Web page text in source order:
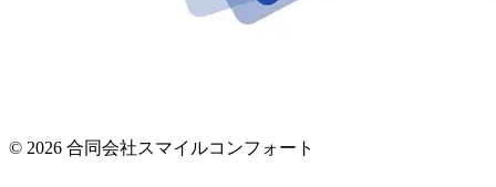
© 2026 合同会社スマイルコンフォート